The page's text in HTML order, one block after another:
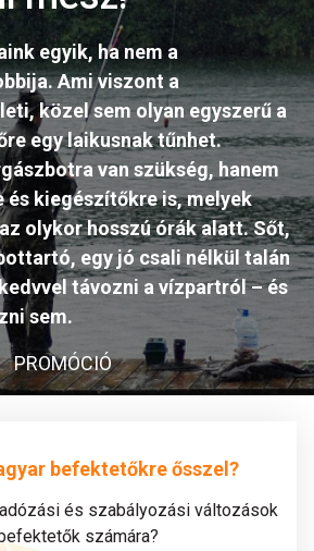
egyik, ha nem a
Ami viszont a
közel sem olyan egyszerű a
egy laikusnak tűnhet.
van szükség, hanem
és kiegészítőkre is, melyek
olykor hosszú órák alatt. Sőt,
egy jó csali nélkül talán
távozni a vízpartról – és
sem.
PROMÓCIÓ
befektetőkre ősszel?
és szabályozási változások
számára?